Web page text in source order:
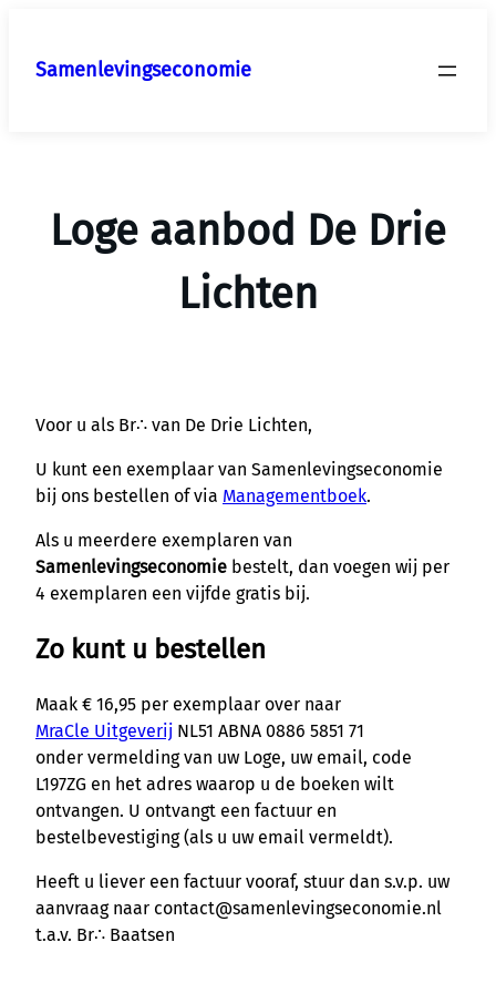
Samenlevingseconomie
Loge aanbod De Drie
Lichten
Voor u als Br∴ van De Drie Lichten,
U kunt een exemplaar van Samenlevingseconomie
bij ons bestellen of via Managementboek.
Als u meerdere exemplaren van
Samenlevingseconomie bestelt, dan voegen wij per
4 exemplaren een vijfde gratis bij.
Zo kunt u bestellen
Maak € 16,95 per exemplaar over naar
MraCle Uitgeverij NL51 ABNA 0886 5851 71
onder vermelding van uw Loge, uw email, code
L197ZG en het adres waarop u de boeken wilt
ontvangen. U ontvangt een factuur en
bestelbevestiging (als u uw email vermeldt).
Heeft u liever een factuur vooraf, stuur dan s.v.p. uw
aanvraag naar contact@samenlevingseconomie.nl
t.a.v. Br∴ Baatsen